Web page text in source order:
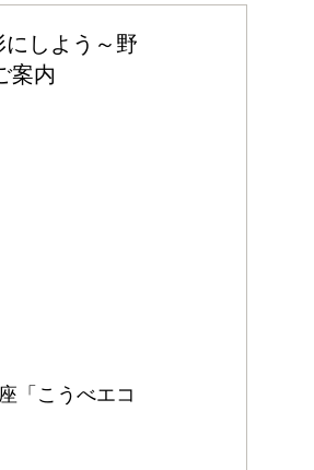
しよう～野
案内
「こうべエコ